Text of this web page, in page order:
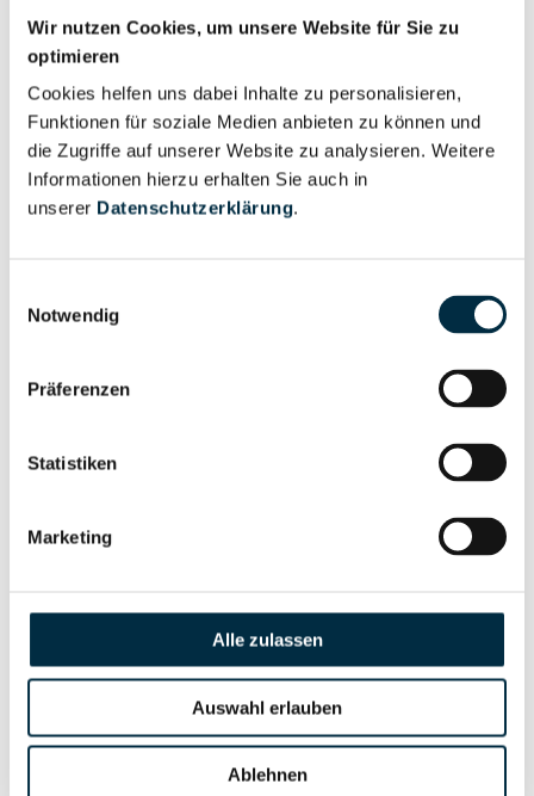
Wir nutzen Cookies, um unsere Website für Sie zu
optimieren
Cookies helfen uns dabei Inhalte zu personalisieren,
Funktionen für soziale Medien anbieten zu können und
die Zugriffe auf unserer Website zu analysieren. Weitere
Informationen hierzu erhalten Sie auch in
unserer Datenschutzerklärung.
Notwendig
Präferenzen
Statistiken
Marketing
Alle zulassen
Auswahl erlauben
Ablehnen
Eigentums- und Kontrollstruktur
Gesellschafterstruktur
Vollständiges
Unternehmensprofil
anfragen
Wirtschaftlich
Vollständiges
Unternehmensprofil
Sanktionslistenstatus
Unternehmensprofil
anfragen